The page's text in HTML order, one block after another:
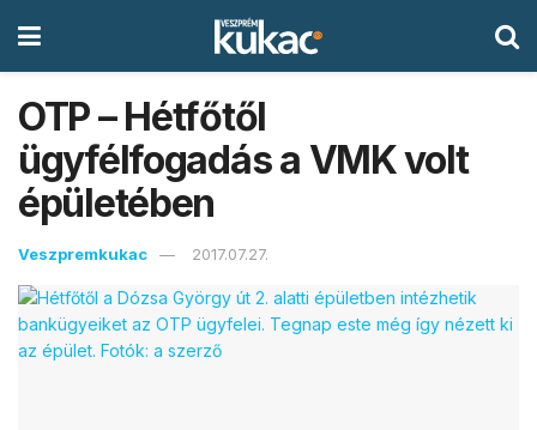
OTP – Hétfőtől
ügyfélfogadás a VMK volt
épületében
Veszpremkukac 2017.07.27.